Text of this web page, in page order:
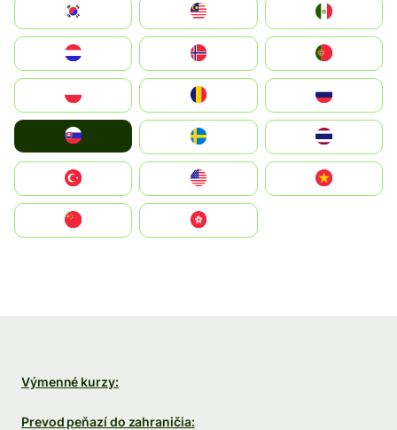
South Korea
United States
中國香港特別行政區
Výmenné kurzy:
Prevod peňazí do zahraničia: